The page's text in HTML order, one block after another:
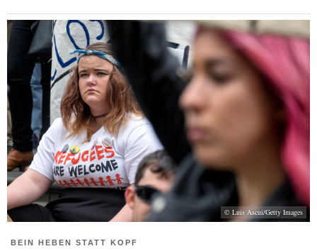
© Luis Ascui/Getty Images
BEIN HEBEN STATT KOPF